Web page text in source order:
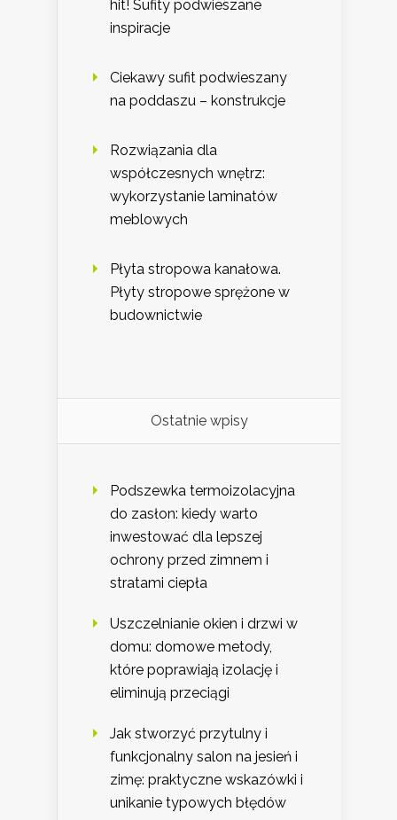
hit! Sufity podwieszane
inspiracje
Ciekawy sufit podwieszany
na poddaszu – konstrukcje
Rozwiązania dla
współczesnych wnętrz:
wykorzystanie laminatów
meblowych
Płyta stropowa kanałowa.
Płyty stropowe sprężone w
budownictwie
Ostatnie wpisy
Podszewka termoizolacyjna
do zasłon: kiedy warto
inwestować dla lepszej
ochrony przed zimnem i
stratami ciepła
Uszczelnianie okien i drzwi w
domu: domowe metody,
które poprawiają izolację i
eliminują przeciągi
Jak stworzyć przytulny i
funkcjonalny salon na jesień i
zimę: praktyczne wskazówki i
unikanie typowych błędów